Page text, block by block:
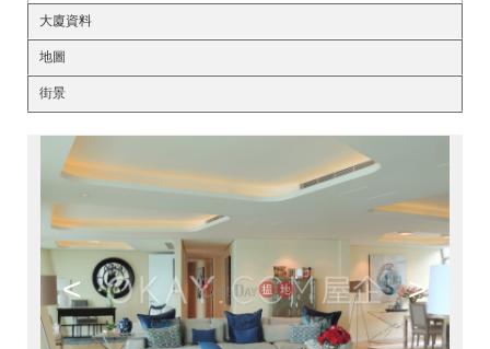
大廈資料
地圖
街景
< >